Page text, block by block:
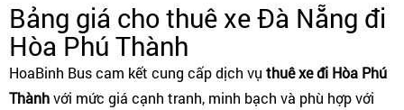
Bảng giá cho thuê xe Đà Nẵng đi
Hòa Phú Thành
HoaBinh Bus cam kết cung cấp dịch vụ thuê xe đi Hòa Phú
Thànhvới mức giá cạnh tranh, minh bạch và phù hợp với